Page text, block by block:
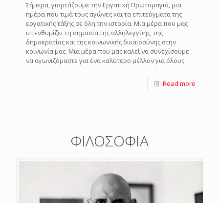
Σήμερα, γιορτάζουμε την Εργατική Πρωτομαγιά, μια
ημέρα που τιμά τους αγώνες και τα επιτεύγματα της
εργατικής τάξης σε όλη την ιστορία. Μια μέρα που μας
υπενθυμίζει τη σημασία της αλληλεγγύης, της
δημοκρατίας και της κοινωνικής δικαιοσύνης στην
κοινωνία μας. Μια μέρα που μας καλεί να συνεχίσουμε
να αγωνιζόμαστε για ένα καλύτερο μέλλον για όλους.
Read more
ΦΙΛΟΣΟΦΙΑ